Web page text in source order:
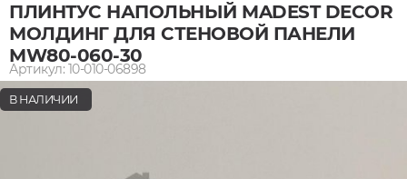
ПЛИНТУС НАПОЛЬНЫЙ MADEST DECOR
МОЛДИНГ ДЛЯ СТЕНОВОЙ ПАНЕЛИ
MW80-060-30
Артикул: 10-010-06898
В НАЛИЧИИ